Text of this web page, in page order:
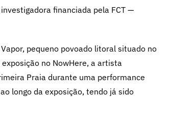
financiada pela FCT —
pequeno povoado litoral situado no
no NowHere, a artista
Praia durante uma performance
longo da exposição, tendo já sido